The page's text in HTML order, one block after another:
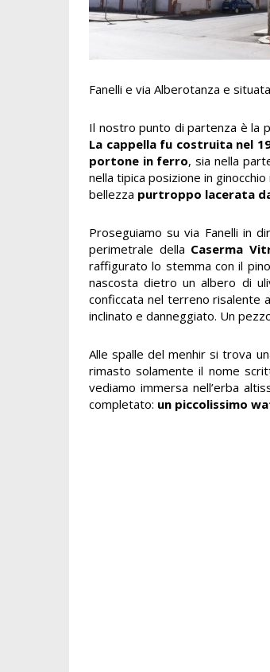
Fanelli e via Alberotanza e
Il nostro punto di partenza è la
La cappella fu costruita nel
portone in ferro, sia nella
nella tipica posizione in
bellezza purtroppo lacerata
Proseguiamo su via Fanelli in
perimetrale della Caserma
raffigurato lo stemma con il
nascosta dietro un albero di
conficcata nel terreno risalente
inclinato e danneggiato. Un
Alle spalle del menhir si trova
rimasto solamente il nome
vediamo immersa nell’erba
completato: un piccolissimo